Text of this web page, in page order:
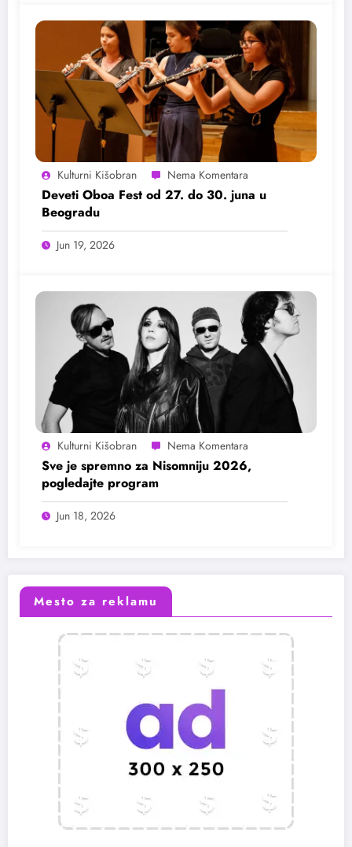
Kulturni Kišobran
Deveti Oboa Fest od 27. do 30. juna u
Beogradu
Jun 19, 2026
Kulturni Kišobran
Sve je spremno za Nisomniju 2026,
pogledajte program
Jun 18, 2026
Mesto za reklamu